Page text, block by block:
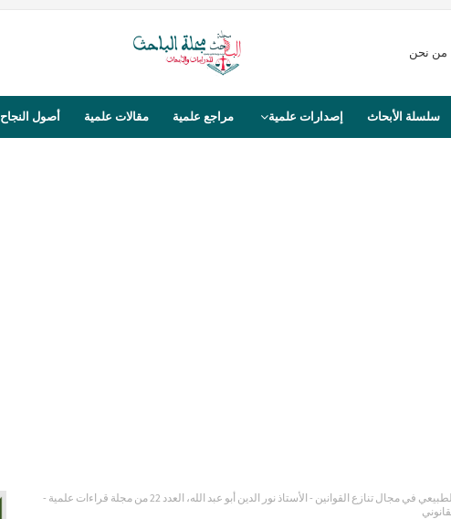
من نحن
سلسلة الأبحاث إصدارات علمية مراجع علمية مقالات علمية أصول النجاح
وضعية الطفل الطبيعي في مجال تنازع القوانين - الأستاذ نور الدين أبو عبد الله، العدد 22 من مجلة قراءات علمية -